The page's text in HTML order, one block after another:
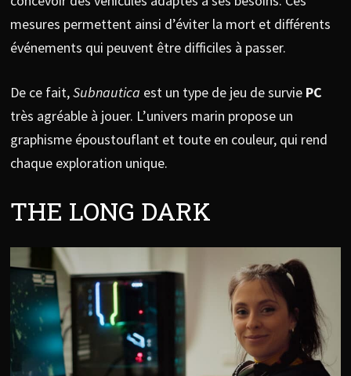
mesures permettent ainsi d’éviter la mort et différents
événements qui peuvent être difficiles à passer.
De ce fait,Subnautica est un type de jeu de survie PC
très agréable à jouer. L’univers marin propose un
graphisme époustouflant et toute en couleur, qui rend
chaque exploration unique.
THE LONG DARK